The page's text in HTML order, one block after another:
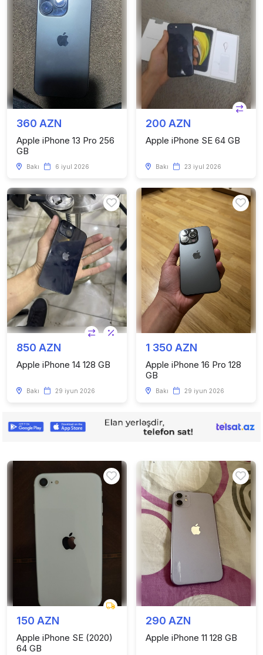
360 AZN
Apple iPhone 13 Pro 256
GB
Bakı 6 iyul 2026
200 AZN
Apple iPhone SE 64 GB
Bakı 23 iyul 2026
850 AZN
Apple iPhone 14 128 GB
Bakı 29 iyun 2026
1 350 AZN
Apple iPhone 16 Pro 128
GB
Bakı 29 iyun 2026
150 AZN
Apple iPhone SE (2020)
64 GB
290 AZN
Apple iPhone 11 128 GB